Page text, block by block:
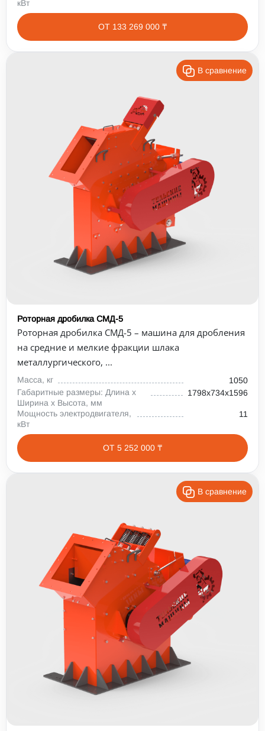
кВт
ОТ 133 269 000 ₸
В сравнение
Роторная дробилка СМД-5
Роторная дробилка СМД-5 – машина для дробления
на средние и мелкие фракции шлака
металлургического, ...
Масса, кг
1050
Габаритные размеры: Длина х
Ширина х Высота, мм
1798х734х1596
Мощность электродвигателя,
кВт
11
ОТ 5 252 000 ₸
В сравнение